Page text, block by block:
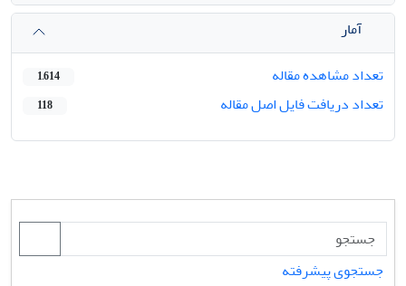
آمار
تعداد مشاهده مقاله
1,614
تعداد دریافت فایل اصل مقاله 118
جستجوی پیشرفته